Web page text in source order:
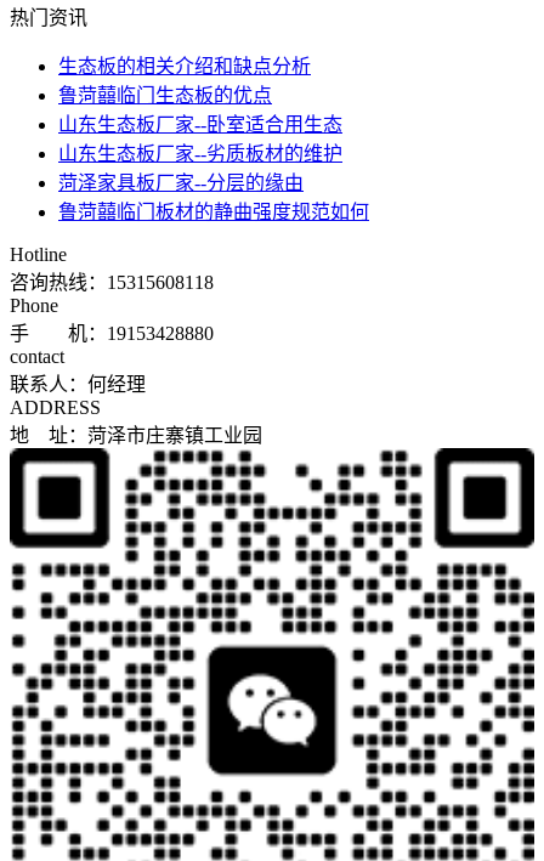
热门资讯
​生态板的相关介绍和缺点分析
鲁菏囍临门生态板的优点
山东生态板厂家--卧室适合用生态
山东生态板厂家--劣质板材的维护
菏泽家具板厂家--分层的缘由
鲁菏囍临门板材的静曲强度规范如何
Hotline
咨询热线： 15315608118
Phone
手 机：19153428880
contact
联系人：何经理
ADDRESS
地 址：菏泽市庄寨镇工业园